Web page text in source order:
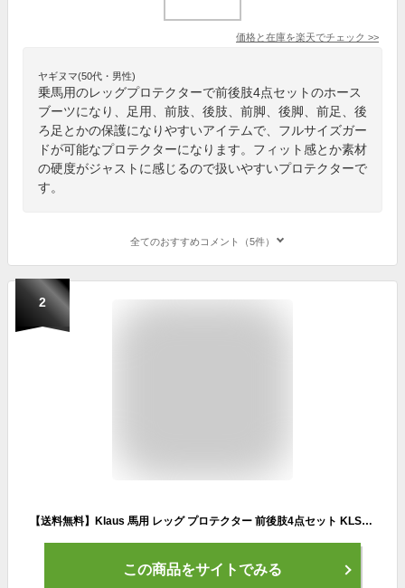
価格と在庫を楽天でチェック >>
ヤギヌマ(50代・男性)
乗馬用のレッグプロテクターで前後肢4点セットのホース
ブーツになり、足用、前肢、後肢、前脚、後脚、前足、後
ろ足とかの保護になりやすいアイテムで、フルサイズガー
ドが可能なプロテクターになります。フィット感とか素材
の硬度がジャストに感じるので扱いやすいプロテクターで
す。
全てのおすすめコメント（5件）
2
【送料無料】Klaus 馬用 レッグ プロテクター 前後肢4点セット KLS50 | COB/FULL サイズ 乗馬 馬 馬具 乗馬用品 ホースブーツ 足用 前肢 後肢 前脚 後脚 前足 後足 肢 足 脚 テンドンブーツ サラブレッド フル コブ サイズ ガード バーガンディ ワインレッド ネイビー
この商品をサイトでみる